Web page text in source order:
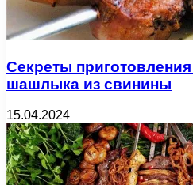
Секреты
шашлыка из свинины
15.04.2024